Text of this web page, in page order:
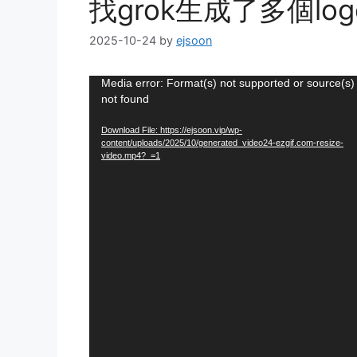
找grok生成了多個
2025-10-24 by ejsoon
Video
Player
Media error: Format(s) not supported or source(s)
not found
Download File: https://ejsoon.vip/wp-
content/uploads/2025/10/generated_video24-ezgif.com-resize-
video.mp4?_=1